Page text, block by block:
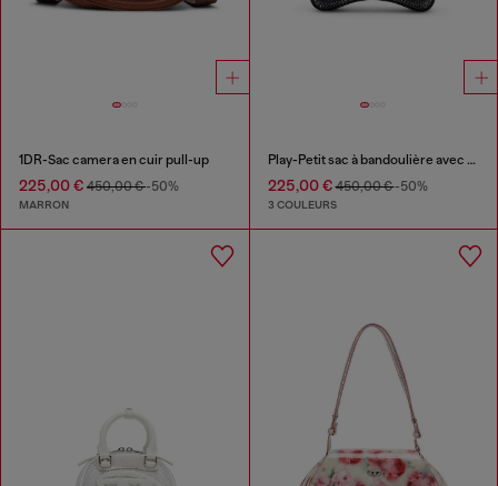
1DR-Sac camera en cuir pull-up
225,00 € 450,00 €-50%
MARRON
Play-Petit sac à bandoulière avec cristaux
225,00 €450,00 €-50%
3 COULEURS